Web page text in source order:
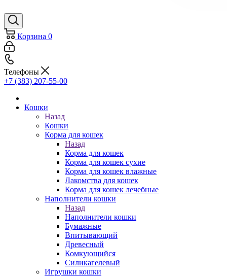
Корзина 0
Телефоны
+7 (383) 207-55-00
Кошки
Назад
Кошки
Корма для кошек
Назад
Корма для кошек
Корма для кошек сухие
Корма для кошек влажные
Лакомства для кошек
Корма для кошек лечебные
Наполнители кошки
Назад
Наполнители кошки
Бумажные
Впитывающий
Древесный
Комкующийся
Силикагелевый
Игрушки кошки